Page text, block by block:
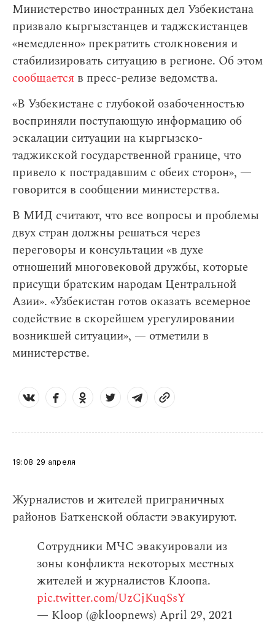
Министерство иностранных дел Узбекистана
призвало кыргызстанцев и таджскистанцев
«немедленно» прекратить столкновения и
стабилизировать ситуацию в регионе. Об этом
сообщается в пресс-релизе ведомства.
«В Узбекистане с глубокой озабоченностью
восприняли поступающую информацию об
эскалации ситуации на кыргызско-
таджикской государственной границе, что
привело к пострадавшим с обеих сторон», —
говорится в сообщении министерства.
В МИД считают, что все вопросы и проблемы
двух стран должны решаться через
переговоры и консультации «в духе
отношений многовековой дружбы, которые
присущи братским народам Центральной
Азии». «Узбекистан готов оказать всемерное
содействие в скорейшем урегулировании
возникшей ситуации», — отметили в
министерстве.
19:08 29 апреля
Журналистов и жителей приграничных
районов Баткенской области эвакуируют.
Сотрудники МЧС эвакуировали из
зоны конфликта некоторых местных
жителей и журналистов Клоопа.
pic.twitter.com/UzCjKuqSsY
— Kloop (@kloopnews) April 29, 2021